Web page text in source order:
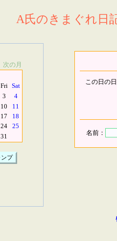
A氏のきまぐれ日
次の月
Fri Sat
3
4
10
11
17
18
24
25
31
この日の
名前：